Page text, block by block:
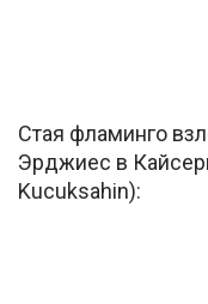
Стая фламинго
Эрджиес в
Kucuksahin):